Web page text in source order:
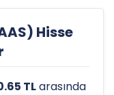
Hisse
TLarasında